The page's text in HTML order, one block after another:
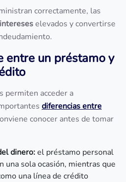
correctamente, las
elevados y convertirse
entre un préstamo y
permiten acceder a
diferencias entre
conocer antes de tomar
dinero:el préstamo personal
una sola ocasión, mientras que
una línea de crédito